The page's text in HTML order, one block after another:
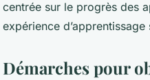
centrée sur le progrès des
expérience
Démarches pour